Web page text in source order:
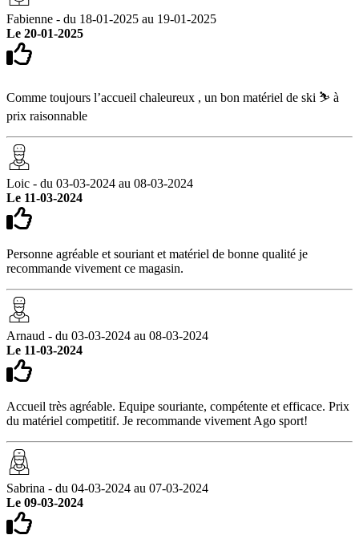
Fabienne - du 18-01-2025 au 19-01-2025
Le 20-01-2025
Comme toujours l’accueil chaleureux , un bon matériel de ski ⛷️ à
prix raisonnable
Loic - du 03-03-2024 au 08-03-2024
Le 11-03-2024
Personne agréable et souriant et matériel de bonne qualité je
recommande vivement ce magasin.
Arnaud - du 03-03-2024 au 08-03-2024
Le 11-03-2024
Accueil très agréable. Equipe souriante, compétente et efficace. Prix
du matériel competitif. Je recommande vivement Ago sport!
Sabrina - du 04-03-2024 au 07-03-2024
Le 09-03-2024